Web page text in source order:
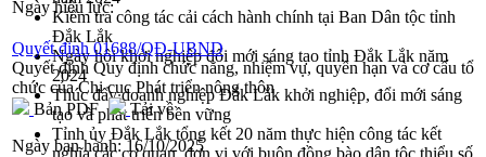
Kiểm tra công tác cải cách hành chính tại Ban Dân tộc tỉnh
Đắk Lắk
Ngày hội khởi nghiệp đổi mới sáng tạo tỉnh Đắk Lắk năm
2024
Thúc đẩy doanh nghiệp Đắk Lắk khởi nghiệp, đổi mới sáng
tạo và phát triển bền vững
Tỉnh ủy Đắk Lắk tổng kết 20 năm thực hiện công tác kết
Ngày hiệu lực:
Quyết định 01688/QĐ-UBND
Quyết định Quy định chức năng, nhiệm vụ, quyền hạn và cơ cấu tổ
chức của Chi cục Phát triển nông thôn
Bản PDF
Tải về
Ngày ban hành: 16/10/2025